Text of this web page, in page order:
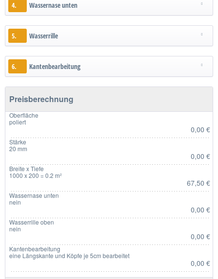
4. Wassernase unten
5. Wasserrille
6. Kantenbearbeitung
Preisberechnung
Oberfläche
poliert
0,00 €
Stärke
20 mm
0,00 €
Breite x Tiefe
1000 x 200 = 0.2 m²
67,50 €
Wassernase unten
nein
0,00 €
Wasserrille oben
nein
0,00 €
Kantenbearbeitung
eine Längskante und Köpfe je 5cm bearbeitet
0,00 €